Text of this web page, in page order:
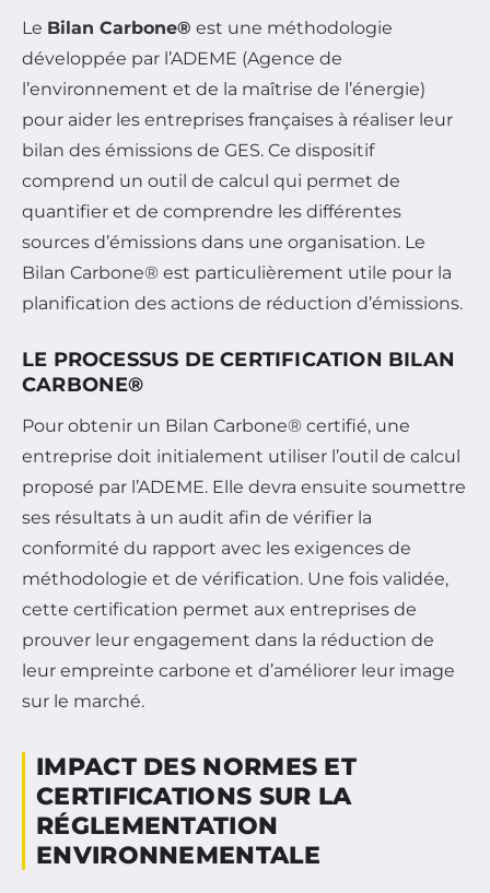
Le Bilan Carbone® est une méthodologie
développée par l’ADEME (Agence de
l’environnement et de la maîtrise de l’énergie)
pour aider les entreprises françaises à réaliser leur
bilan des émissions de GES. Ce dispositif
comprend un outil de calcul qui permet de
quantifier et de comprendre les différentes
sources d’émissions dans une organisation. Le
Bilan Carbone® est particulièrement utile pour la
planification des actions de réduction d’émissions.
LE PROCESSUS DE CERTIFICATION BILAN
CARBONE®
Pour obtenir un Bilan Carbone® certifié, une
entreprise doit initialement utiliser l’outil de calcul
proposé par l’ADEME. Elle devra ensuite soumettre
ses résultats à un audit afin de vérifier la
conformité du rapport avec les exigences de
méthodologie et de vérification. Une fois validée,
cette certification permet aux entreprises de
prouver leur engagement dans la réduction de
leur empreinte carbone et d’améliorer leur image
sur le marché.
IMPACT DES NORMES ET
CERTIFICATIONS SUR LA
RÉGLEMENTATION
ENVIRONNEMENTALE